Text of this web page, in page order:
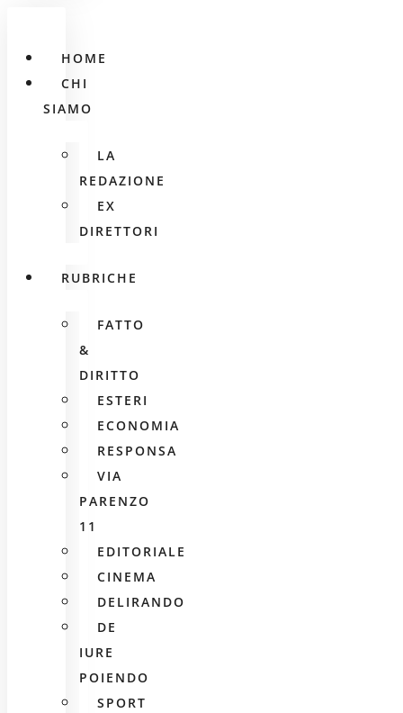
HOME
CHI
SIAMO
LA
REDAZIONE
EX
DIRETTORI
RUBRICHE
FATTO
&
DIRITTO
ESTERI
ECONOMIA
RESPONSA
VIA
PARENZO
11
EDITORIALE
CINEMA
DELIRANDO
DE
IURE
POIENDO
SPORT